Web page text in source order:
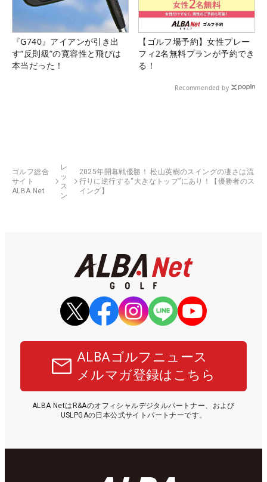
『G740』アイアンが引き出
す“反則級”の寛容性と飛びは
本当だった！
【ゴルフ場予約】女性プレー
フィ2名無料プランが予約でき
る！
Recommended by
ゴルフ総合
サイト
ALBA Net
レ
ッ
ス
ン
2025年開幕戦優勝！ 松山英樹のスイングの凄さは流
行りに逆行する“大きなトップ”にあり！【優勝者のス
イング】
ALBAゴルフニュース
メルマガ登録はこちら
ALBA NetはR&Aのオフィシャルデジタルパートナー、および
USLPGAの日本公式サイトパートナーです。